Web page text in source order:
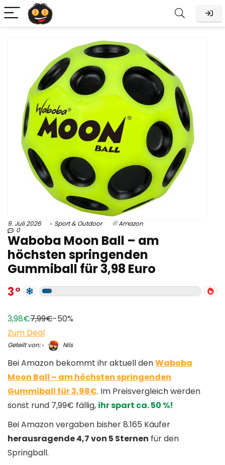
9. Juli 2026 Sport & Outdoor Amazon
0
Waboba Moon Ball – am
höchsten springenden
Gummiball für 3,98 Euro
3
3,98€7,99€-50%
Zum Deal
Geteilt von: Nils
Bei Amazon bekommt ihr aktuell denWaboba
Moon Ball – am höchsten springenden
Gummiball für 3,98€. Im Preisvergleich werden
sonst rund 7,99€ fällig, ihr spart ca. 50 %!
Bei Amazon vergaben bisher 8.165 Käufer
herausragende 4,7 von 5 Sternen für den
Springball.